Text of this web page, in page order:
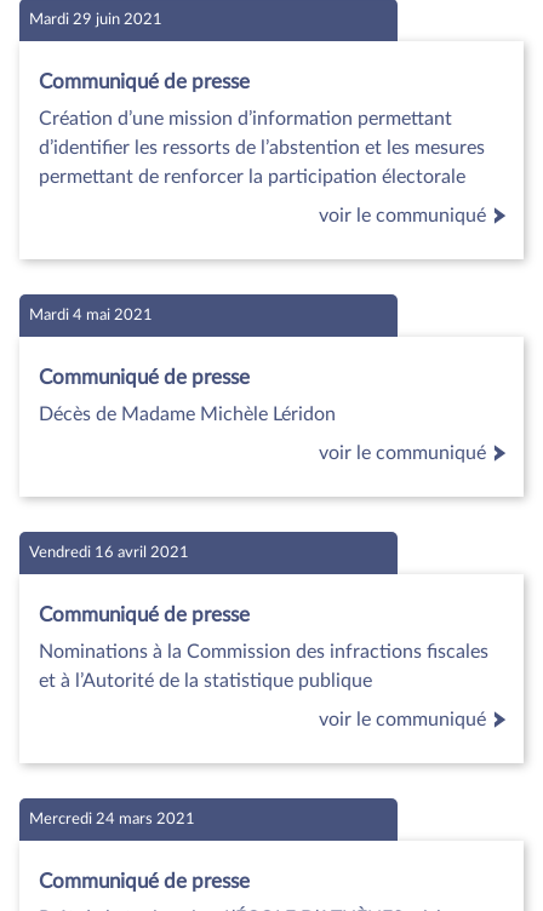
Mardi 29 juin 2021
Communiqué de presse
Création d’une mission d’information permettant
d’identifier les ressorts de l’abstention et les mesures
permettant de renforcer la participation électorale
voir le communiqué
Mardi 4 mai 2021
Communiqué de presse
Décès de Madame Michèle Léridon
voir le communiqué
Vendredi 16 avril 2021
Communiqué de presse
Nominations à la Commission des infractions fiscales
et à l’Autorité de la statistique publique
voir le communiqué
Mercredi 24 mars 2021
Communiqué de presse